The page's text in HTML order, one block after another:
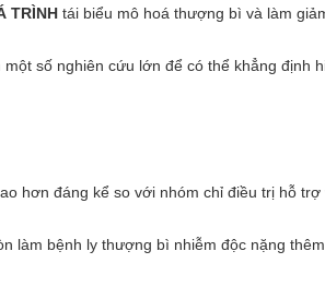
TRÌNHtái biểu mô hoá thượng bì và làm
số nghiên cứu lớn để có thể khẳng định
hơn đáng kể so với nhóm chỉ điều trị hỗ trợ
làm bệnh ly thượng bì nhiễm độc nặng